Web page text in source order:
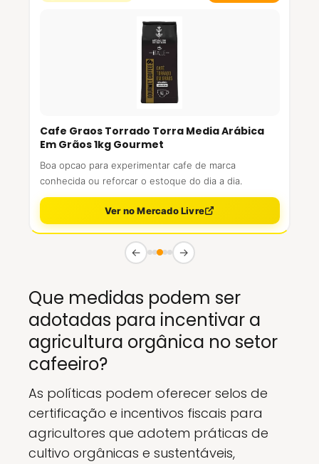
Cafe Graos Torrado Torra Media Arábica
Em Grãos 1kg Gourmet
Boa opcao para experimentar cafe de marca
conhecida ou reforcar o estoque do dia a dia.
Ver no Mercado Livre
← →
Que medidas podem ser
adotadas para incentivar a
agricultura orgânica no setor
cafeeiro?
As políticas podem oferecer selos de
certificação e incentivos fiscais para
agricultores que adotem práticas de
cultivo orgânicas e sustentáveis,